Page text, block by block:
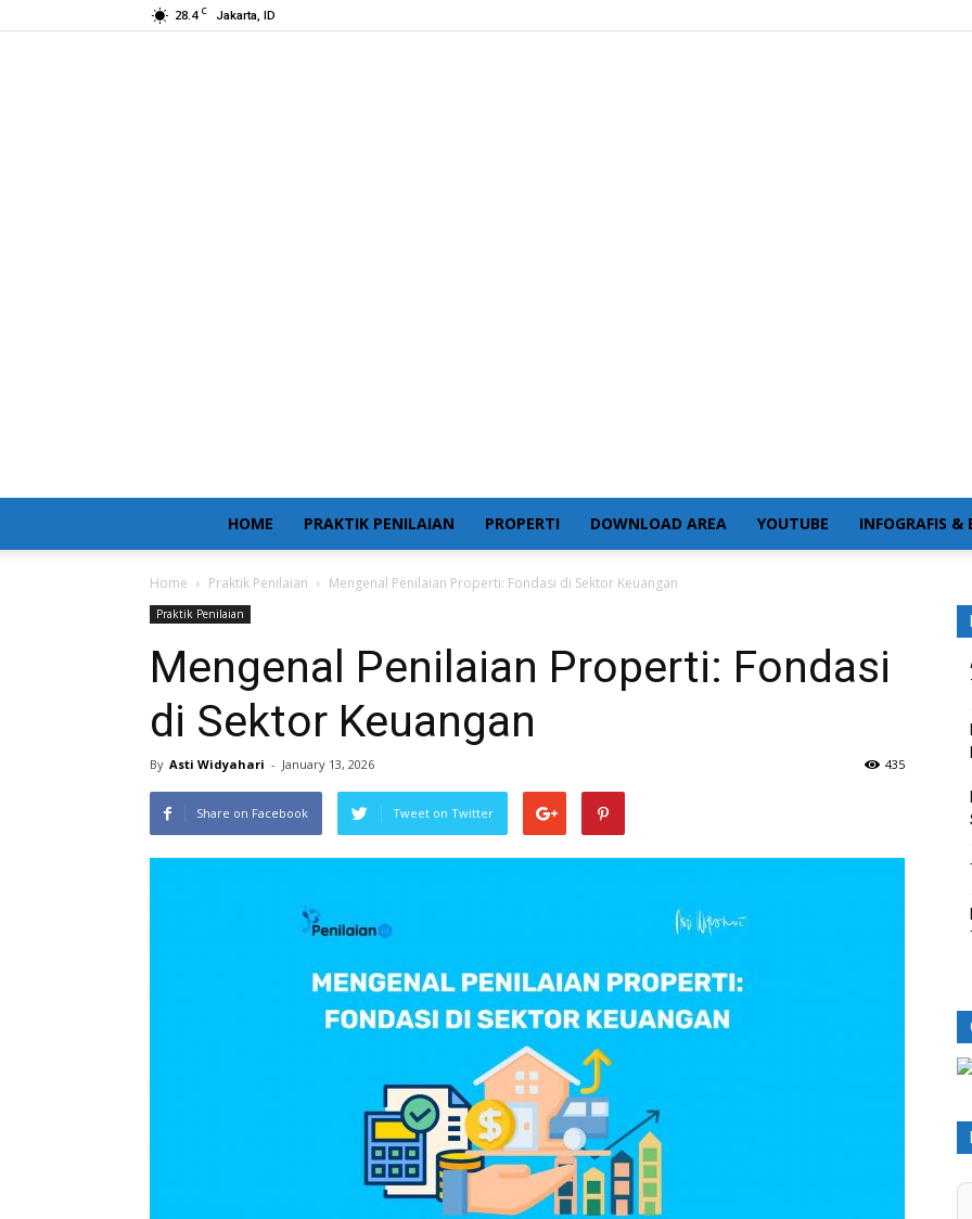
28.4 C Jakarta, ID
HOME PRAKTIK PENILAIAN PROPERTI DOWNLOAD AREA YOUTUBE INFOGRAFIS &
Home Praktik Penilaian Mengenal Penilaian Properti: Fondasi di Sektor Keuangan
Praktik Penilaian
Mengenal Penilaian Properti: Fondasi
di Sektor Keuangan
By Asti Widyahari - January 13, 2026 435
Share on Facebook Tweet on Twitter